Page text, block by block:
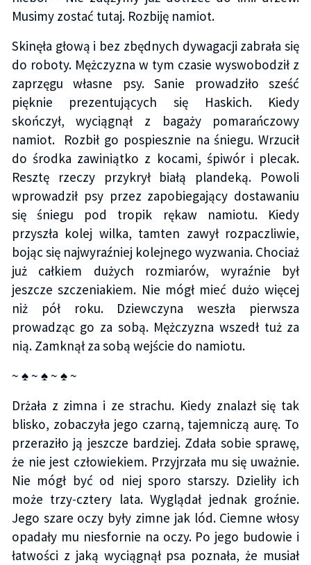
Musimy zostać tutaj. Rozbiję namiot.
Skinęła głową i bez zbędnych dywagacji zabrała się
do roboty. Mężczyzna w tym czasie wyswobodził z
zaprzęgu własne psy. Sanie prowadziło sześć
pięknie prezentujących się Haskich. Kiedy
skończył, wyciągnął z bagaży pomarańczowy
namiot. Rozbił go pospiesznie na śniegu. Wrzucił
do środka zawiniątko z kocami, śpiwór i plecak.
Resztę rzeczy przykrył białą plandeką. Powoli
wprowadził psy przez zapobiegający dostawaniu
się śniegu pod tropik rękaw namiotu. Kiedy
przyszła kolej wilka, tamten zawył rozpaczliwie,
bojąc się najwyraźniej kolejnego wyzwania. Chociaż
już całkiem dużych rozmiarów, wyraźnie był
jeszcze szczeniakiem. Nie mógł mieć dużo więcej
niż pół roku. Dziewczyna weszła pierwsza
prowadząc go za sobą. Mężczyzna wszedł tuż za
nią. Zamknął za sobą wejście do namiotu.
~ ♠ ~ ♠ ~ ♠ ~
Drżała z zimna i ze strachu. Kiedy znalazł się tak
blisko, zobaczyła jego czarną, tajemniczą aurę. To
przeraziło ją jeszcze bardziej. Zdała sobie sprawę,
że nie jest człowiekiem. Przyjrzała mu się uważnie.
Nie mógł być od niej sporo starszy. Dzieliły ich
może trzy-cztery lata. Wyglądał jednak groźnie.
Jego szare oczy były zimne jak lód. Ciemne włosy
opadały mu niesfornie na oczy. Po jego budowie i
łatwości z jaką wyciągnął psa poznała, że musiał